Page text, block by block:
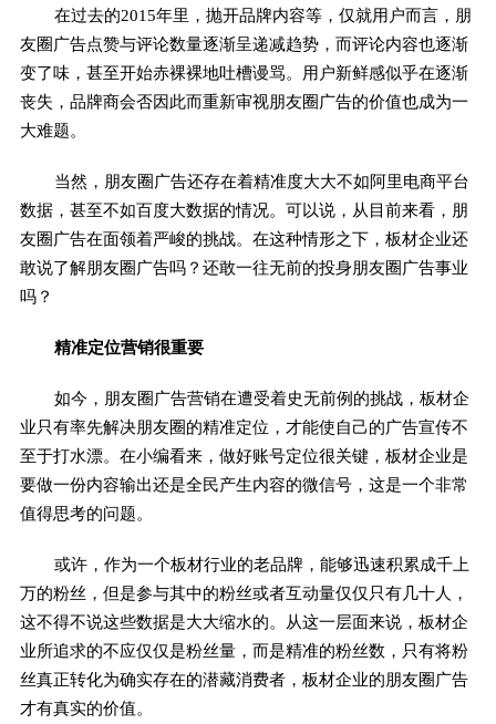
在过去的2015年里，抛开品牌内容等，仅就用户而言，朋
友圈广告点赞与评论数量逐渐呈递减趋势，而评论内容也逐渐
变了味，甚至开始赤裸裸地吐槽谩骂。用户新鲜感似乎在逐渐
丧失，品牌商会否因此而重新审视朋友圈广告的价值也成为一
大难题。
当然，朋友圈广告还存在着精准度大大不如阿里电商平台
数据，甚至不如百度大数据的情况。可以说，从目前来看，朋
友圈广告在面领着严峻的挑战。在这种情形之下，板材企业还
敢说了解朋友圈广告吗？还敢一往无前的投身朋友圈广告事业
吗？
精准定位营销很重要
如今，朋友圈广告营销在遭受着史无前例的挑战，板材企
业只有率先解决朋友圈的精准定位，才能使自己的广告宣传不
至于打水漂。在小编看来，做好账号定位很关键，板材企业是
要做一份内容输出还是全民产生内容的微信号，这是一个非常
值得思考的问题。
或许，作为一个板材行业的老品牌，能够迅速积累成千上
万的粉丝，但是参与其中的粉丝或者互动量仅仅只有几十人，
这不得不说这些数据是大大缩水的。从这一层面来说，板材企
业所追求的不应仅仅是粉丝量，而是精准的粉丝数，只有将粉
丝真正转化为确实存在的潜藏消费者，板材企业的朋友圈广告
才有真实的价值。